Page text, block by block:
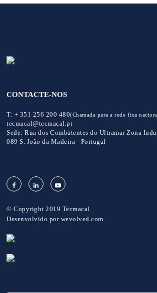
CONTACTE-NOS
T: + 351 256 200 480(Chamada para a rede fixa
tecmacal@tecmacal.pt
Sede: Rua dos Combatentes do Ultramar Zona
089 S. João da Madeira - Portugal
© Copyright 2019 Tecmacal
Desenvolvido por wevolved.com